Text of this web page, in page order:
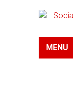
MENU